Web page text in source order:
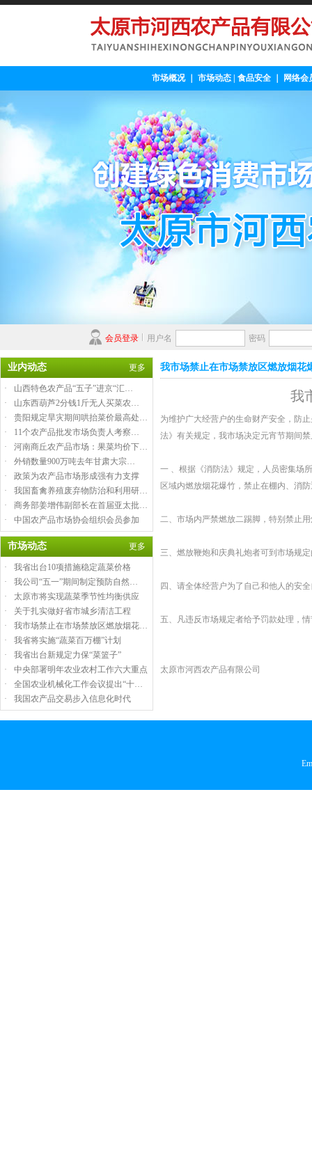
市场概况｜ 市场动态| 食品安全｜ 网络会
会员登录 用户名 密码
业内动态 更多
·
山西特色农产品“五子”进京“汇…
·
山东西葫芦2分钱1斤无人买菜农…
·
贵阳规定旱灾期间哄抬菜价最高处…
·
11个农产品批发市场负责人考察…
·
河南商丘农产品市场：果菜均价下…
·
外销数量900万吨去年甘肃大宗…
·
政策为农产品市场形成强有力支撑
·
我国畜禽养殖废弃物防治和利用研…
·
商务部姜增伟副部长在首届亚太批…
·
中国农产品市场协会组织会员参加
市场动态 更多
·
我省出台10项措施稳定蔬菜价格
·
我公司“五一”期间制定预防自然…
·
太原市将实现蔬菜季节性均衡供应
·
关于扎实做好省市城乡清洁工程
·
我市场禁止在市场禁放区燃放烟花…
·
我省将实施“蔬菜百万棚”计划
·
我省出台新规定力保“菜篮子”
·
中央部署明年农业农村工作六大重点
·
全国农业机械化工作会议提出“十…
·
我国农产品交易步入信息化时代
我市场禁止在市场禁放区燃放烟花
我
为维护广大经营户的生命财产安全，防
法》有关规定，我市场决定元宵节期间
一 、根据《消防法》规定，人员密集场
区域内燃放烟花爆竹，禁止在棚内、消
二、市场内严禁燃放二踢脚，特别禁止
三、燃放鞭炮和庆典礼炮者可到市场规
四、请全体经营户为了自己和他人的安
五、凡违反市场规定者给予罚款处理，
太原市河西农产品有限公司